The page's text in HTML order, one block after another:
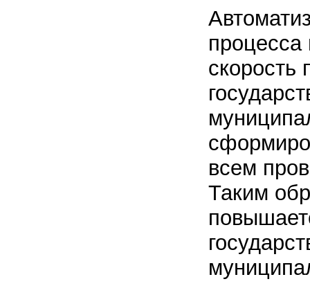
процесса
скорость
всем
Таким